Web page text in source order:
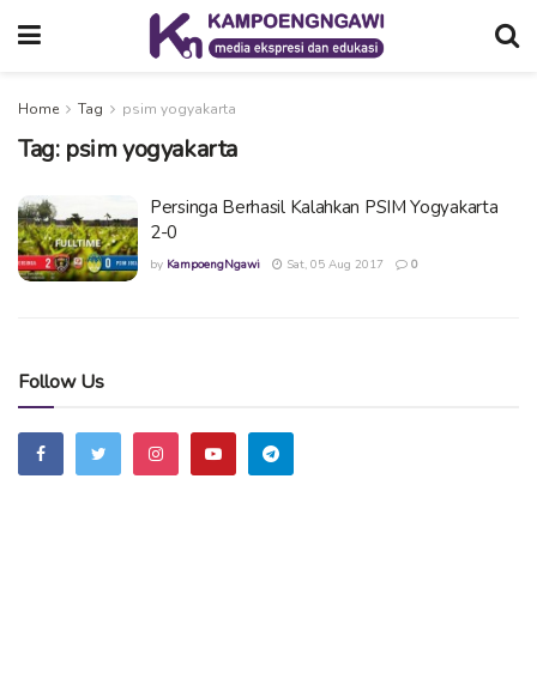
Home Tag psim yogyakarta
Tag: psim yogyakarta
Persinga Berhasil Kalahkan PSIM Yogyakarta
2-0
by KampoengNgawi Sat, 05 Aug 2017 0
Follow Us